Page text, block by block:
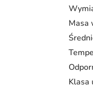
Masa
Klasa